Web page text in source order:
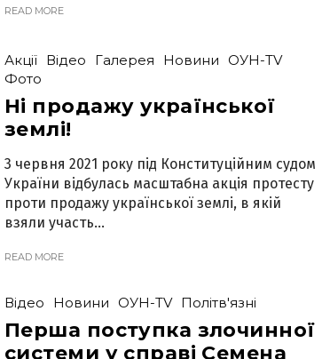
READ MORE
Акції Відео Галерея Новини ОУН-TV
Фото
Ні продажу української
землі!
3 червня 2021 року під Конституційним судом
України відбулась масштабна акція протесту
проти продажу української землі, в якій
взяли участь...
READ MORE
Відео Новини ОУН-TV Політв'язні
Перша поступка злочинної
системи у справі Семена